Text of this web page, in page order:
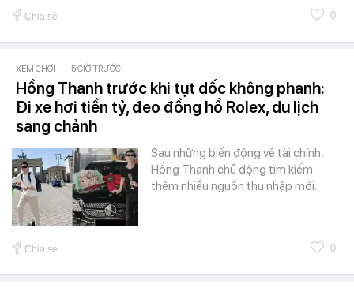
Chia sẻ 0
XEM CHƠI - 5 GIỜ TRƯỚC
Hồng Thanh trước khi tụt dốc không phanh:
Đi xe hơi tiền tỷ, đeo đồng hồ Rolex, du lịch
sang chảnh
Sau những biến động về tài chính,
Hồng Thanh chủ động tìm kiếm
thêm nhiều nguồn thu nhập mới.
Chia sẻ 0